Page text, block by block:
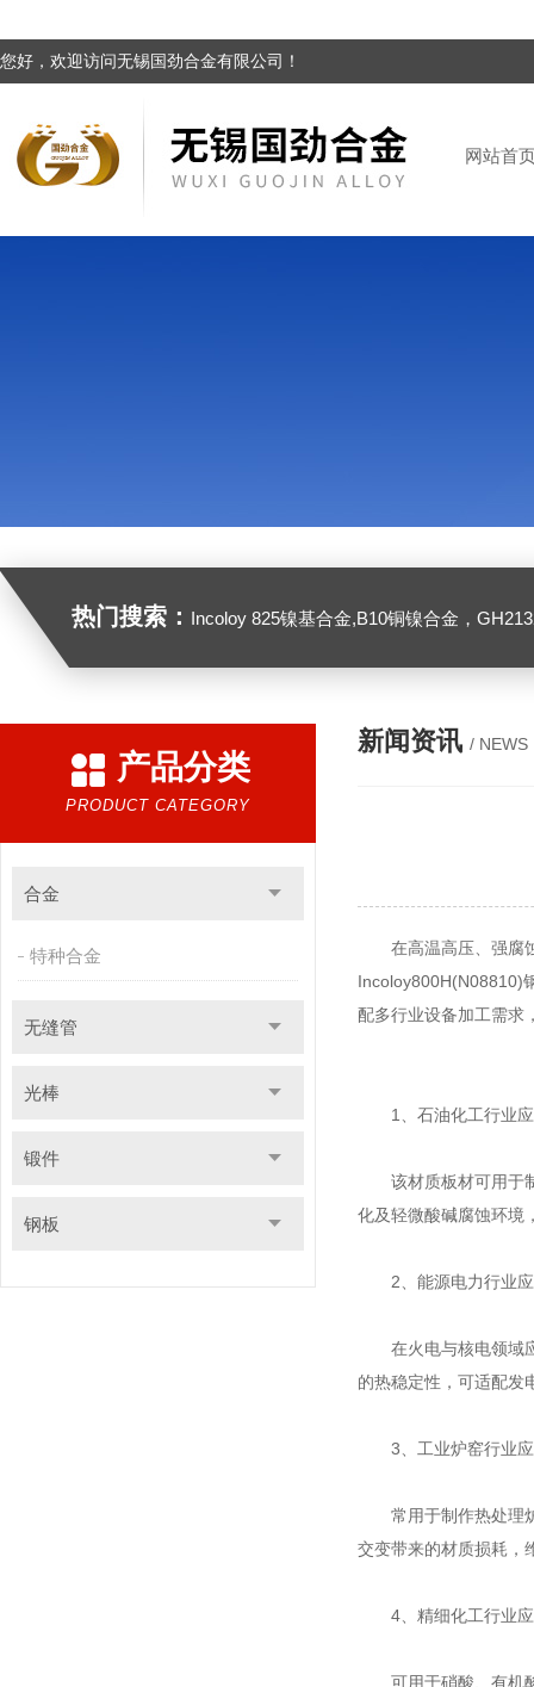
您好，欢迎访问无锡国劲合金有限公司！
网站首
热门搜索： Incoloy 825镍基合金,B10铜镍合金，GH2132高温合金，C276
产品分类
PRODUCT CATEGORY
合金
特种合金
无缝管
光棒
锻件
钢板
新闻资讯 / NEWS
在高温高压、强腐蚀
Incoloy800H(N08810)
配多行业设备加工需求
1、石油化工行业
该材质板材可用于制
化及轻微酸碱腐蚀环境
2、能源电力行业
在火电与核电领域应
的热稳定性，可适配发
3、工业炉窑行业
常用于制作热处理炉
交变带来的材质损耗，
4、精细化工行业
可用于硝酸、有机酸